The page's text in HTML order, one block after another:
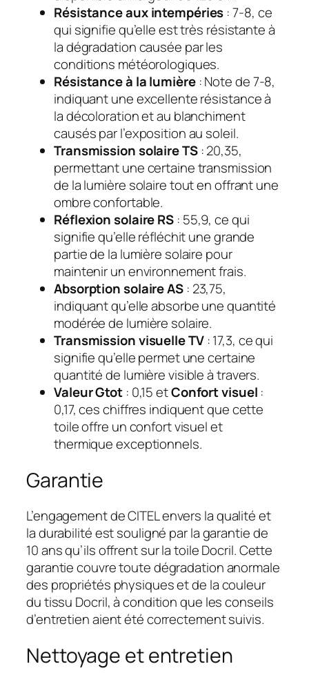
Résistance aux intempéries : 7-8, ce
qui signifie qu’elle est très résistante à
la dégradation causée par les
conditions météorologiques.
Résistance à la lumière: Note de 7-8,
indiquant une excellente résistance à
la décoloration et au blanchiment
causés par l’exposition au soleil.
Transmission solaire TS: 20,35,
permettant une certaine transmission
de la lumière solaire tout en offrant une
ombre confortable.
Réflexion solaire RS : 55,9, ce qui
signifie qu’elle réfléchit une grande
partie de la lumière solaire pour
maintenir un environnement frais.
Absorption solaire AS: 23,75,
indiquant qu’elle absorbe une quantité
modérée de lumière solaire.
Transmission visuelle TV: 17,3, ce qui
signifie qu’elle permet une certaine
quantité de lumière visible à travers.
Valeur Gtot: 0,15 etConfort visuel :
0,17, ces chiffres indiquent que cette
toile offre un confort visuel et
thermique exceptionnels.
Garantie
L’engagement de CITEL envers la qualité et
la durabilité est souligné par la garantie de
10 ans qu’ils offrent sur la toile Docril. Cette
garantie couvre toute dégradation anormale
des propriétés physiques et de la couleur
du tissu Docril, à condition que les conseils
d’entretien aient été correctement suivis.
Nettoyage et entretien